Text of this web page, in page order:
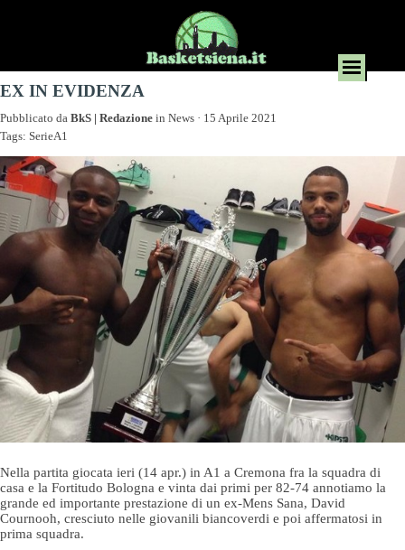
EX IN EVIDENZA
Pubblicato da BkS | Redazione in News · 15 Aprile 2021
Tags: SerieA1
Nella partita giocata ieri (14 apr.) in A1 a Cremona fra la squadra di
casa e la Fortitudo Bologna e vinta dai primi per 82-74 annotiamo la
grande ed importante prestazione di un ex-Mens Sana, David
Cournooh, cresciuto nelle giovanili biancoverdi e poi affermatosi in
prima squadra.